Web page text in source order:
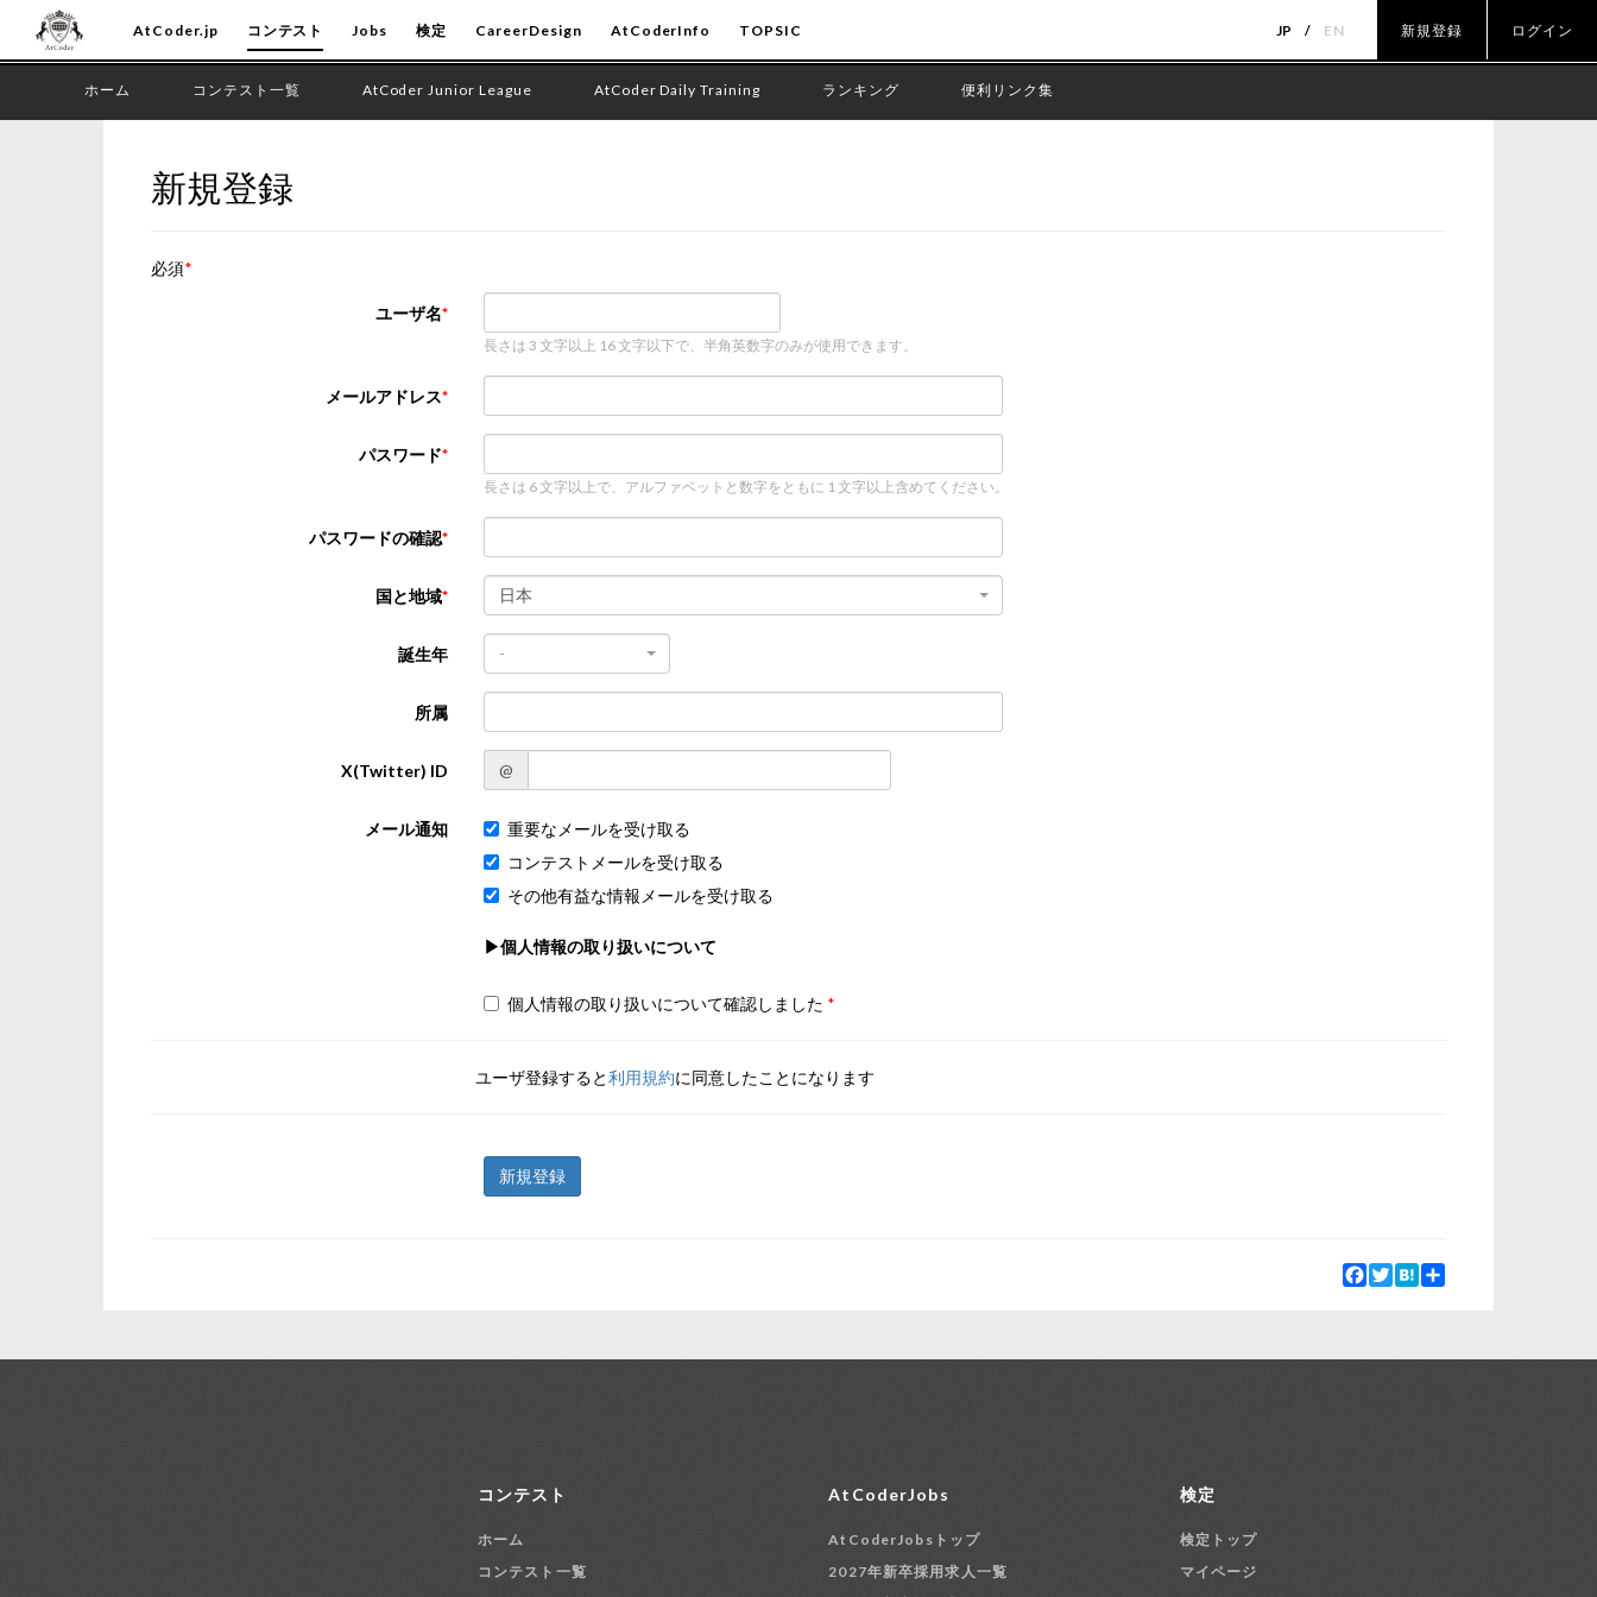
AtCoder.jp コンテスト Jobs 検定 CareerDesign AtCoderInfo TOPSIC JP EN 新規登録 ログイン
ホーム コンテスト一覧 AtCoder Junior League AtCoder Daily Training ランキング 便利リンク集
新規登録
必須
ユーザ名
長さは 3 文字以上 16 文字以下で、半角英数字のみが使用できます。
メールアドレス
パスワード
長さは 6 文字以上で、アルファベットと数字をともに 1 文字以上含めてください。
パスワードの確認
国と地域 日本
誕生年 -
所属
X(Twitter) ID @
メール通知
重要なメールを受け取る
コンテストメールを受け取る
その他有益な情報メールを受け取る
▶個人情報の取り扱いについて
個人情報の取り扱いについて確認しました
ユーザ登録すると利用規約に同意したことになります
新規登録
Facebook
Twitter
Hatena
コンテスト
ホーム
コンテスト一覧
AtCoderJobs
AtCoderJobsトップ
2027年新卒採用求人一覧
検定
検定トップ
マイページ